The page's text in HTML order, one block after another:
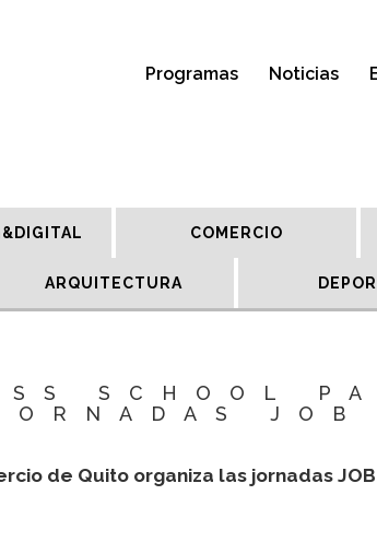
Programas Noticias
COMERCIO
ARQUITECTURA
SCHOOL
JOB
de Quito organiza las jornadas